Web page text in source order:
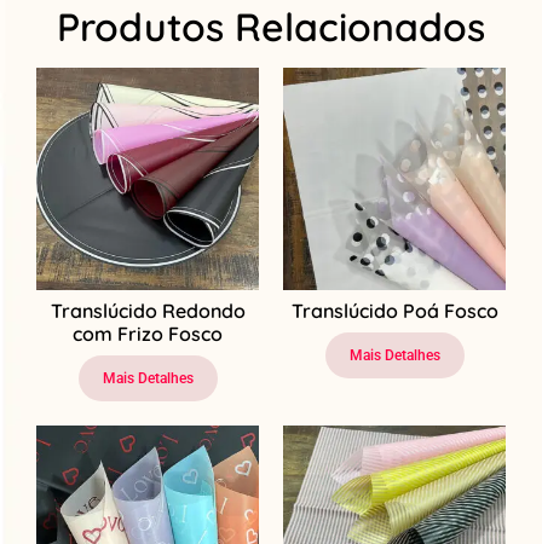
Produtos Relacionados
Translúcido Redondo
com Frizo Fosco
Mais Detalhes
Translúcido Poá Fosco
Mais Detalhes